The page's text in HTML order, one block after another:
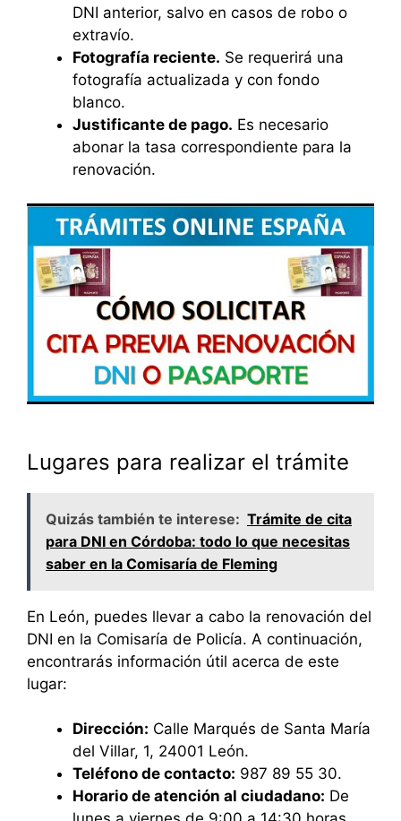
DNI anterior, salvo en casos de robo o
extravío.
Fotografía reciente. Se requerirá una
fotografía actualizada y con fondo
blanco.
Justificante de pago. Es necesario
abonar la tasa correspondiente para la
renovación.
Lugares para realizar el trámite
Quizás también te interese: Trámite de cita
para DNI en Córdoba: todo lo que necesitas
saber en la Comisaría de Fleming
En León, puedes llevar a cabo la renovación del
DNI en la Comisaría de Policía. A continuación,
encontrarás información útil acerca de este
lugar:
Dirección: Calle Marqués de Santa María
del Villar, 1, 24001 León.
Teléfono de contacto: 987 89 55 30.
Horario de atención al ciudadano: De